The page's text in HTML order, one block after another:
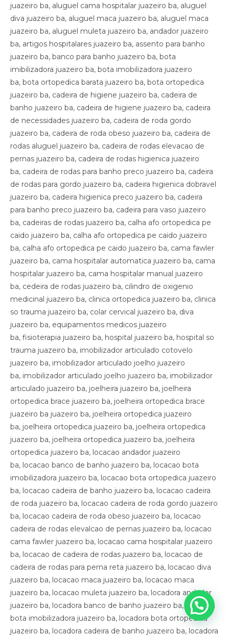
juazeiro ba, aluguel cama hospitalar juazeiro ba, aluguel
diva juazeiro ba, aluguel maca juazeiro ba, aluguel maca
juazeiro ba, aluguel muleta juazeiro ba, andador juazeiro
ba, artigos hospitalares juazeiro ba, assento para banho
juazeiro ba, banco para banho juazeiro ba, bota
imibilizadora juazeiro ba, bota imobilizadora juazeiro
ba, bota ortopedica barata juazeiro ba, bota ortopedica
juazeiro ba, cadeira de higiene juazeiro ba, cadeira de
banho juazeiro ba, cadeira de higiene juazeiro ba, cadeira
de necessidades juazeiro ba, cadeira de roda gordo
juazeiro ba, cadeira de roda obeso juazeiro ba, cadeira de
rodas aluguel juazeiro ba, cadeira de rodas elevacao de
pernas juazeiro ba, cadeira de rodas higienica juazeiro
ba, cadeira de rodas para banho preco juazeiro ba, cadeira
de rodas para gordo juazeiro ba, cadeira higienica dobravel
juazeiro ba, cadeira higienica preco juazeiro ba, cadeira
para banho preco juazeiro ba, cadeira para vaso juazeiro
ba, cadeiras de rodas juazeiro ba, calha afo ortopedica pe
caido juazeiro ba, calha afo ortopedica pe caido juazeiro
ba, calha afo ortopedica pe caido juazeiro ba, cama fawler
juazeiro ba, cama hospitalar automatica juazeiro ba, cama
hospitalar juazeiro ba, cama hospitalar manual juazeiro
ba, cedeira de rodas juazeiro ba, cilindro de oxigenio
medicinal juazeiro ba, clinica ortopedica juazeiro ba, clinica
so trauma juazeiro ba, colar cervical juazeiro ba, diva
juazeiro ba, equipamentos medicos juazeiro
ba, fisioterapia juazeiro ba, hospital juazeiro ba, hospital so
trauma juazeiro ba, imobilizador articulado cotovelo
juazeiro ba, imobilizador articulado joelho juazeiro
ba, imobilizador articulado joelho juazeiro ba, imobilizador
articulado juazeiro ba, joelheira juazeiro ba, joelheira
ortopedica brace juazeiro ba, joelheira ortopedica brace
juazeiro ba juazeiro ba, joelheira ortopedica juazeiro
ba, joelheira ortopedica juazeiro ba, joelheira ortopedica
juazeiro ba, joelheira ortopedica juazeiro ba, joelheira
ortopedica juazeiro ba, locacao andador juazeiro
ba, locacao banco de banho juazeiro ba, locacao bota
imobilizadora juazeiro ba, locacao bota ortopedica juazeiro
ba, locacao cadeira de banho juazeiro ba, locacao cadeira
de roda juazeiro ba, locacao cadeira de roda gordo juazeiro
ba, locacao cadeira de roda obeso juazeiro ba, locacao
cadeira de rodas elevalcao de pernas juazeiro ba, locacao
cama fawler juazeiro ba, locacao cama hospitalar juazeiro
ba, locacao de cadeira de rodas juazeiro ba, locacao de
cadeira de rodas para perna reta juazeiro ba, locacao diva
juazeiro ba, locacao maca juazeiro ba, locacao maca
juazeiro ba, locacao muleta juazeiro ba, locadora andador
juazeiro ba, locadora banco de banho juazeiro ba, locadora
bota imobilizadora juazeiro ba, locadora bota ortopedica
juazeiro ba, locadora cadeira de banho juazeiro ba, locadora